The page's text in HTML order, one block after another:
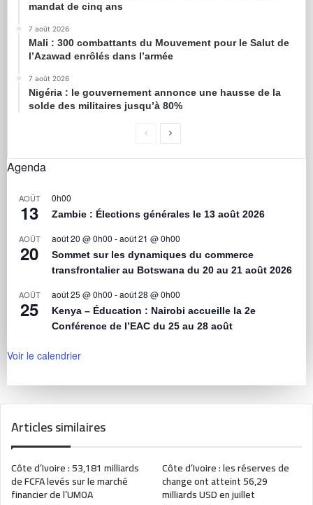
mandat de cinq ans
7 août 2026
Mali : 300 combattants du Mouvement pour le Salut de
l’Azawad enrôlés dans l’armée
7 août 2026
Nigéria : le gouvernement annonce une hausse de la
solde des militaires jusqu’à 80%
Agenda
AOÛT
13
0h00
Zambie : Élections générales le 13 août 2026
AOÛT
20
août 20 @ 0h00 -août 21 @ 0h00
Sommet sur les dynamiques du commerce
transfrontalier au Botswana du 20 au 21 août 2026
AOÛT
25
août 25 @ 0h00 -août 28 @ 0h00
Kenya – Éducation : Nairobi accueille la 2e
Conférence de l’EAC du 25 au 28 août
Voir le calendrier
Articles similaires
Côte d’Ivoire : 53,181 milliards
de FCFA levés sur le marché
financier de l’UMOA
Côte d’Ivoire : les réserves de
change ont atteint 56,29
milliards USD en juillet